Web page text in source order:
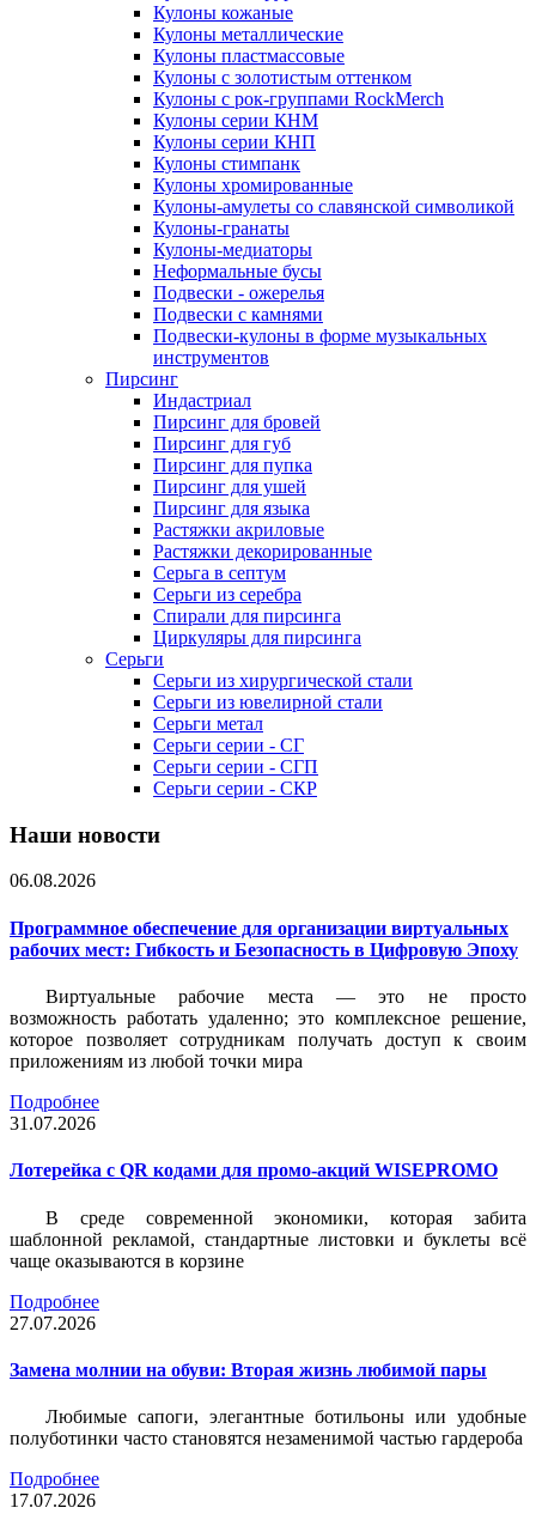
Кулоны кожаные
Кулоны металлические
Кулоны пластмассовые
Кулоны с золотистым оттенком
Кулоны с рок-группами RockMerch
Кулоны серии КНМ
Кулоны серии КНП
Кулоны стимпанк
Кулоны хромированные
Кулоны-амулеты со славянской символикой
Кулоны-гранаты
Кулоны-медиаторы
Неформальные бусы
Подвески - ожерелья
Подвески с камнями
Подвески-кулоны в форме музыкальных
инструментов
Пирсинг
Индастриал
Пирсинг для бровей
Пирсинг для губ
Пирсинг для пупка
Пирсинг для ушей
Пирсинг для языка
Растяжки акриловые
Растяжки декорированные
Серьга в септум
Серьги из серебра
Спирали для пирсинга
Циркуляры для пирсинга
Серьги
Серьги из хирургической стали
Серьги из ювелирной стали
Серьги метал
Серьги серии - СГ
Серьги серии - СГП
Серьги серии - СКР
Наши новости
06.08.2026
Программное обеспечение для организации виртуальных
рабочих мест: Гибкость и Безопасность в Цифровую Эпоху
Виртуальные рабочие места — это не просто
возможность работать удаленно; это комплексное решение,
которое позволяет сотрудникам получать доступ к своим
приложениям из любой точки мира
Подробнее
31.07.2026
Лотерейка c QR кодами для промо-акций WISEPROMO
В среде современной экономики, которая забита
шаблонной рекламой, стандартные листовки и буклеты всё
чаще оказываются в корзине
Подробнее
27.07.2026
Замена молнии на обуви: Вторая жизнь любимой пары
Любимые сапоги, элегантные ботильоны или удобные
полуботинки часто становятся незаменимой частью гардероба
Подробнее
17.07.2026